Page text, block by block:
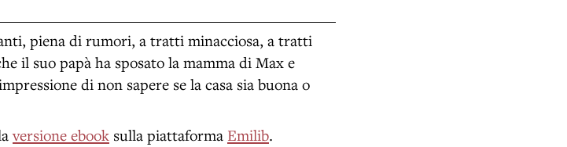
piena di rumori, a tratti minacciosa, a tratti
il suo papà ha sposato la mamma di Max e
di non sapere se la casa sia buona o
versione ebook sulla piattaforma Emilib.